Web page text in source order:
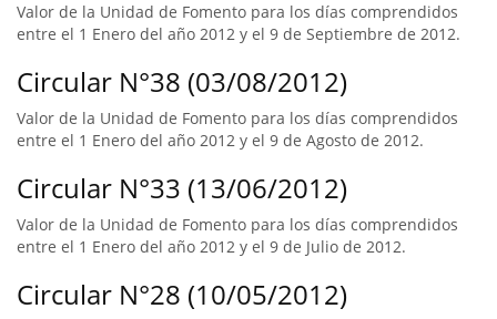
Valor de la Unidad de Fomento para los días comprendidos
entre el 1 Enero del año 2012 y el 9 de Septiembre de 2012.
Circular N°38 (03/08/2012)
Valor de la Unidad de Fomento para los días comprendidos
entre el 1 Enero del año 2012 y el 9 de Agosto de 2012.
Circular N°33 (13/06/2012)
Valor de la Unidad de Fomento para los días comprendidos
entre el 1 Enero del año 2012 y el 9 de Julio de 2012.
Circular N°28 (10/05/2012)